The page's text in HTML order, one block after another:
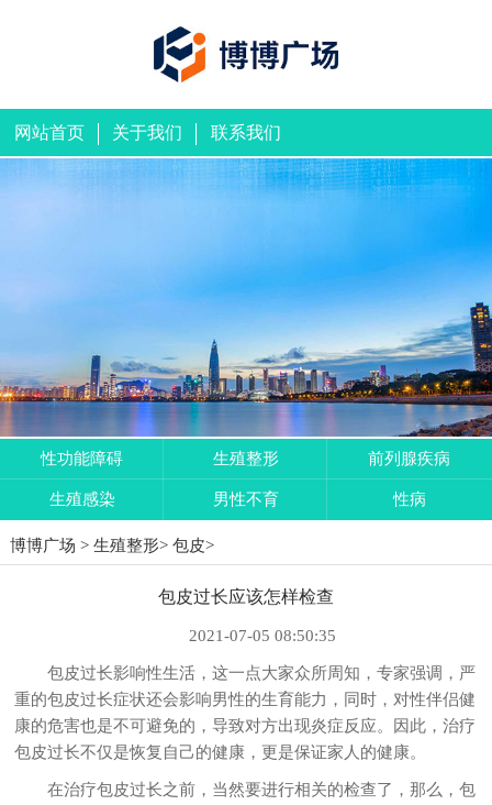
网站首页 关于我们 联系我们
性功能障碍 生殖整形 前列腺疾病
生殖感染 男性不育 性病
博博广场 > 生殖整形> 包皮>
包皮过长应该怎样检查
2021-07-05 08:50:35
包皮过长影响性生活，这一点大家众所周知，专家强调，严
重的包皮过长症状还会影响男性的生育能力，同时，对性伴侣健
康的危害也是不可避免的，导致对方出现炎症反应。因此，治疗
包皮过长不仅是恢复自己的健康，更是保证家人的健康。
在治疗包皮过长之前，当然要进行相关的检查了，那么，包